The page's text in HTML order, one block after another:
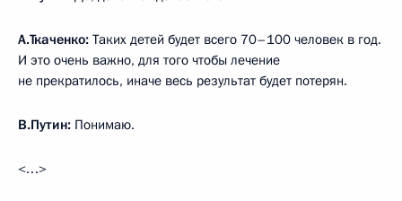
А.Ткаченко: Таких детей будет всего 70–100 человек в год.
И это очень важно, для того чтобы лечение
не прекратилось, иначе весь результат будет потерян.
В.Путин: Понимаю.
<…>